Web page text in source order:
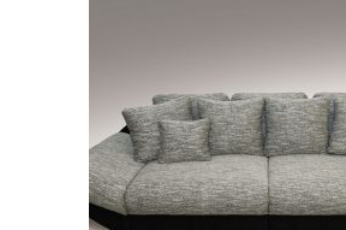
TOVÁBB OLVASOM